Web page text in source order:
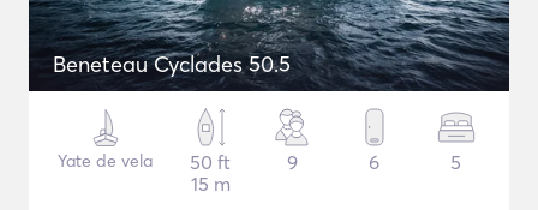
Beneteau Cyclades 50.5
Yate de vela
50 ft
15 m
9 6 5